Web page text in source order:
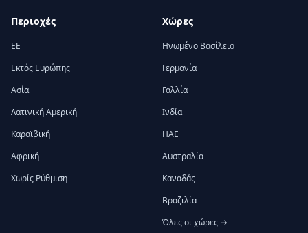
Περιοχές
ΕΕ
Εκτός Ευρώπης
Ασία
Λατινική Αμερική
Καραϊβική
Αφρική
Χωρίς Ρύθμιση
Χώρες
Ηνωμένο Βασίλειο
Γερμανία
Γαλλία
Ινδία
ΗΑΕ
Αυστραλία
Καναδάς
Βραζιλία
Όλες οι χώρες →